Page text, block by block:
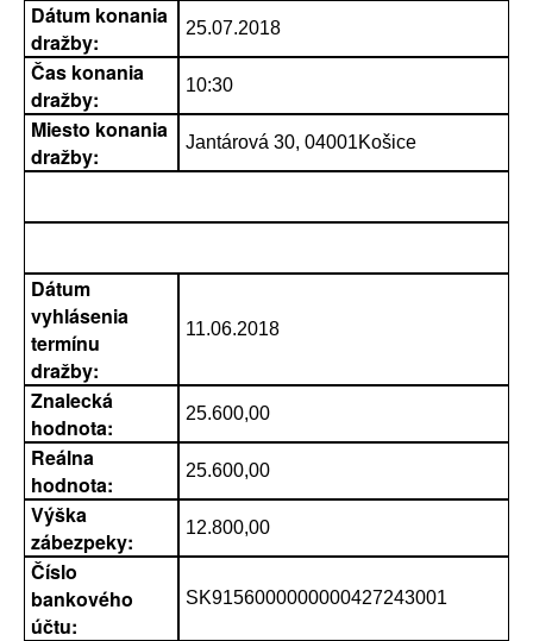
Dátum konania
dražby:
25.07.2018
Čas konania
dražby:
10:30
Miesto konania
dražby:
Jantárová 30, 04001Košice
Dátum
vyhlásenia
termínu
dražby:
11.06.2018
Znalecká
hodnota:
25.600,00
Reálna
hodnota:
25.600,00
Výška
zábezpeky:
12.800,00
Číslo
bankového
účtu:
SK9156000000000427243001